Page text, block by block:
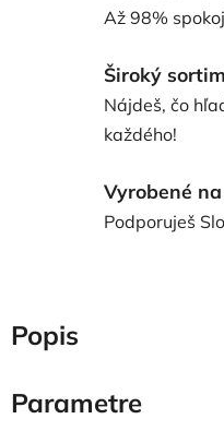
Až 98%
Široký
Nájdeš, čo
každého!
Vyrobené
Podporuješ
Popis
Parametre